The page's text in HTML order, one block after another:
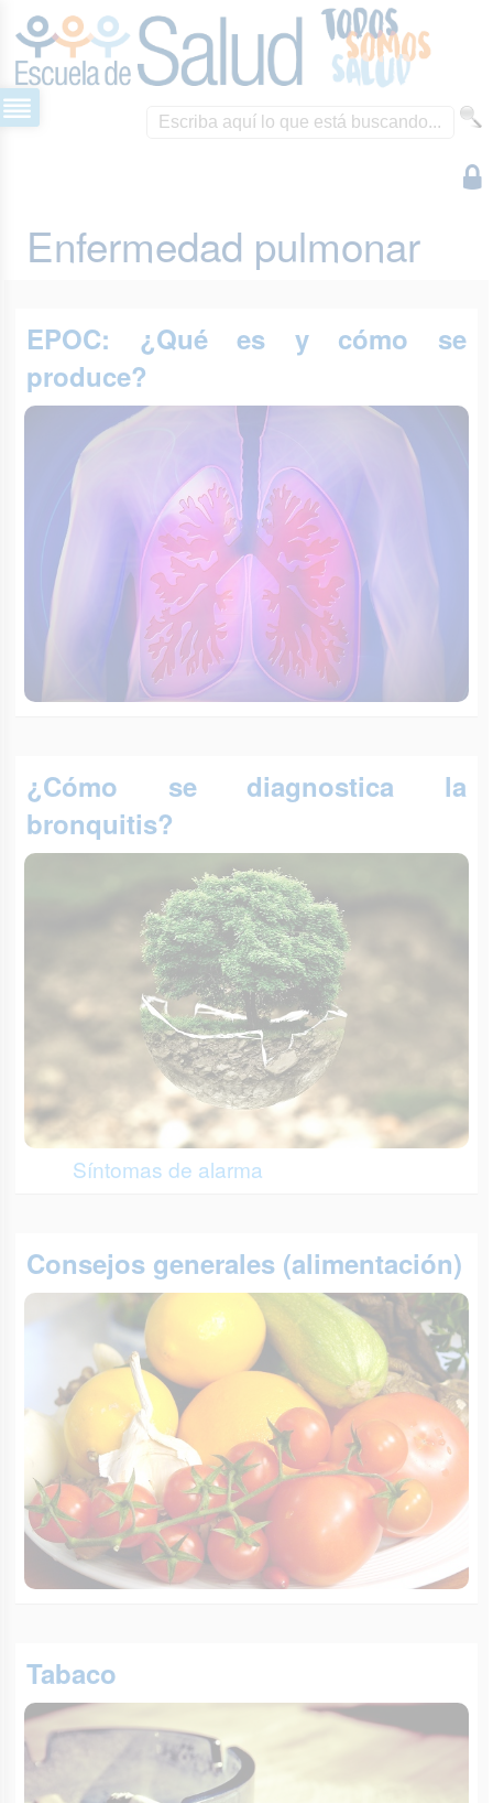
Enfermedad pulmonar
EPOC: ¿Qué es y cómo se
produce?
¿Cómo se diagnostica la
bronquitis?
Síntomas de alarma
Consejos generales (alimentación)
Tabaco